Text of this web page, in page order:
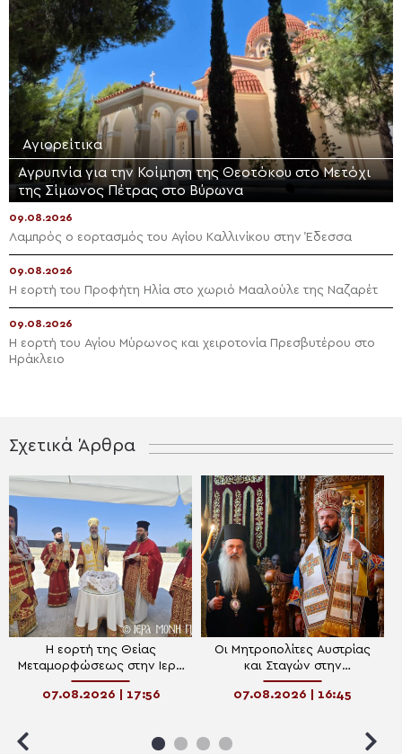
Αγιορείτικα
Αγρυπνία για την Κοίμηση της Θεοτόκου στο Μετόχι
της Σίμωνος Πέτρας στο Βύρωνα
09.08.2026
Λαμπρός ο εορτασμός του Αγίου Καλλινίκου στην Έδεσσα
09.08.2026
Η εορτή του Προφήτη Ηλία στο χωριό Μααλούλε της Ναζαρέτ
09.08.2026
Η εορτή του Αγίου Μύρωνος και χειροτονία Πρεσβυτέρου στο
Ηράκλειο
Σχετικά Άρθρα
Η εορτή της Θείας
Μεταμορφώσεως στην Ιερά
Μονή Μεγάλου Σωτήρος
Σύμης
07.08.2026 | 17:56
Οι Μητροπολίτες Αυστρίας
και Σταγών στην
πανηγυρίζουσα Ιερά Μονή
Μεταμορφώσεως του
07.08.2026 | 16:45